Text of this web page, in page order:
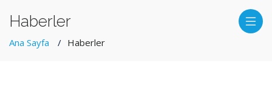
Haberler
Ana Sayfa Haberler